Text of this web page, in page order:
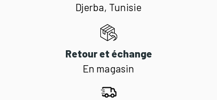
Djerba, Tunisie
Retour et échange
En magasin